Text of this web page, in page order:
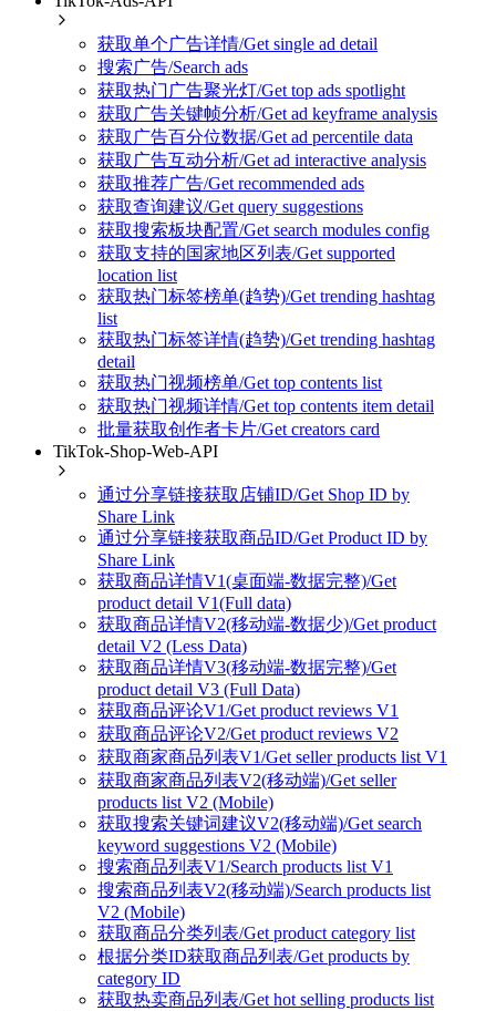
获取单个广告详情/Get single ad detail
搜索广告/Search ads
获取热门广告聚光灯/Get top ads spotlight
获取广告关键帧分析/Get ad keyframe analysis
获取广告百分位数据/Get ad percentile data
获取广告互动分析/Get ad interactive analysis
获取推荐广告/Get recommended ads
获取查询建议/Get query suggestions
获取搜索板块配置/Get search modules config
获取支持的国家地区列表/Get supported
location list
获取热门标签榜单(趋势)/Get trending hashtag
list
获取热门标签详情(趋势)/Get trending hashtag
detail
获取热门视频榜单/Get top contents list
获取热门视频详情/Get top contents item detail
批量获取创作者卡片/Get creators card
TikTok-Shop-Web-API
通过分享链接获取店铺ID/Get Shop ID by
Share Link
通过分享链接获取商品ID/Get Product ID by
Share Link
获取商品详情V1(桌面端-数据完整)/Get
product detail V1(Full data)
获取商品详情V2(移动端-数据少)/Get product
detail V2 (Less Data)
获取商品详情V3(移动端-数据完整)/Get
product detail V3 (Full Data)
获取商品评论V1/Get product reviews V1
获取商品评论V2/Get product reviews V2
获取商家商品列表V1/Get seller products list V1
获取商家商品列表V2(移动端)/Get seller
products list V2 (Mobile)
获取搜索关键词建议V2(移动端)/Get search
keyword suggestions V2 (Mobile)
搜索商品列表V1/Search products list V1
搜索商品列表V2(移动端)/Search products list
V2 (Mobile)
获取商品分类列表/Get product category list
根据分类ID获取商品列表/Get products by
category ID
获取热卖商品列表/Get hot selling products list